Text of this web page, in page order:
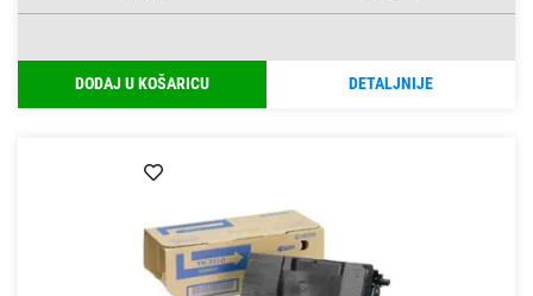
DODAJ U KOŠARICU DETALJNIJE